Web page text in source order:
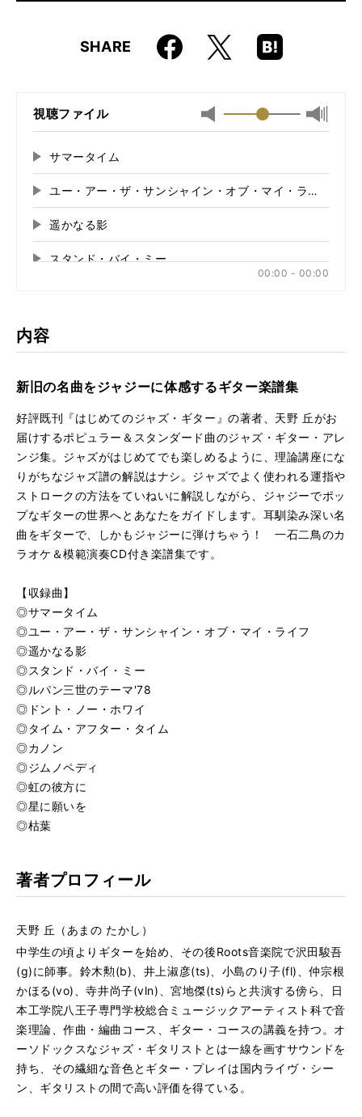
9784845614547
SHARE Faceboo
k
X
Hatena
Boo
視聴ファイル
最小
音
り
最大音
量
替
再
生
す
る
サマータイム
再
生
す
る
ユー・アー・ザ・サンシャイン・オブ・マイ・ライフ
再
生
す
遥かなる影
再
スタンド・バイ・ミー
す
る
再
生
る
生
す
る
再
生
す
る
カノン
再
生
す
る
ジムノペディ
再
生
す
る
虹の彼方に
再
生
す
る
星に願いを
再
生
枯葉
00:00 - 00:00
内容
新旧の名曲をジャジーに体感するギター楽譜集
好評既刊『はじめてのジャズ・ギター』の著者、天野 丘がお
届けするポピュラー＆スタンダード曲のジャズ・ギター・アレ
ンジ集。ジャズがはじめてでも楽しめるように、理論講座にな
りがちなジャズ譜の解説はナシ。ジャズでよく使われる運指や
ストロークの方法をていねいに解説しながら、ジャジーでポッ
プなギターの世界へとあなたをガイドします。耳馴染み深い名
曲をギターで、しかもジャジーに弾けちゃう！ 一石二鳥のカ
ラオケ＆模範演奏CD付き楽譜集です。
【収録曲】
◎サマータイム
◎ユー・アー・ザ・サンシャイン・オブ・マイ・ライフ
◎遥かなる影
◎スタンド・バイ・ミー
◎ルパン三世のテーマ'78
◎ドント・ノー・ホワイ
◎タイム・アフター・タイム
◎カノン
◎ジムノペディ
◎虹の彼方に
◎星に願いを
◎枯葉
著者プロフィール
天野 丘（あまの たかし）
中学生の頃よりギターを始め、その後Roots音楽院で沢田駿吾
(g)に師事。鈴木勲(b)、井上淑彦(ts)、小島のり子(fl)、仲宗根
かほる(vo)、寺井尚子(vln)、宮地傑(ts)らと共演する傍ら、日
本工学院八王子専門学校総合ミュージックアーティスト科で音
楽理論、作曲・編曲コース、ギター・コースの講義を持つ。オ
ーソドックスなジャズ・ギタリストとは一線を画すサウンドを
持ち、その繊細な音色とギター・プレイは国内ライヴ・シー
ン、ギタリストの間で高い評価を得ている。